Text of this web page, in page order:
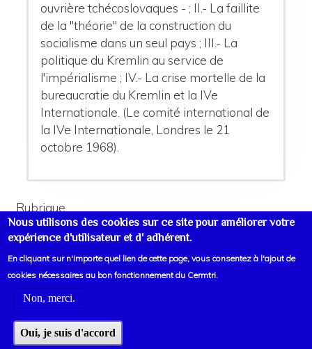
Nous utilisons des cookies sur ce site pour améliorer votre
expérience d'utilisateur et d' adhérent.
En cliquant sur n'importe quel lien de cette page, vous consentez à l'ajout de
cookies nécessaires au bon fonctionnement du Cermtri.
Non, merci.
Oui, je suis d'accord
ouvrière tchécoslovaques - ; II.- La faillite
de la "théorie" de la construction du
socialisme dans un seul pays ; III.- La
politique du Kremlin au service de
l'impérialisme ; IV.- La crise mortelle de la
bureaucratie du Kremlin et la IVe
Internationale. (Le comité international de
la IVe Internationale, Londres le 21
octobre 1968).
Rubrique
La Vérité
Voir liens d'informations